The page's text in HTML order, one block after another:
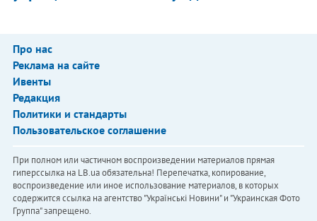
Про нас
Реклама на сайте
Ивенты
Редакция
Политики и стандарты
Пользовательское соглашение
При полном или частичном воспроизведении материалов прямая
гиперссылка на LB.ua обязательна! Перепечатка, копирование,
воспроизведение или иное использование материалов, в которых
содержится ссылка на агентство "Українськi Новини" и "Украинская Фото
Группа" запрещено.